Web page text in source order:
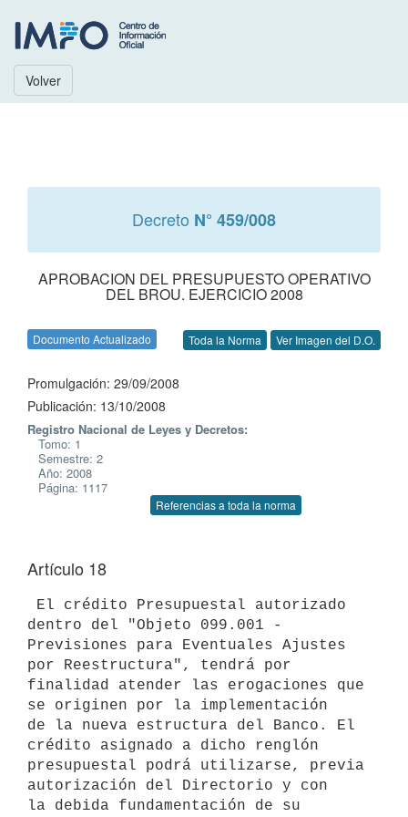
Volver
Decreto N° 459/008
APROBACION DEL PRESUPUESTO OPERATIVO
DEL BROU. EJERCICIO 2008
Documento Actualizado Toda la Norma Ver Imagen del D.O.
Promulgación: 29/09/2008
Publicación: 13/10/2008
Registro Nacional de Leyes y Decretos:
Tomo: 1
Semestre: 2
Año: 2008
Página: 1117
Referencias a toda la norma
Artículo 18
dentro del "Objeto 099.001 -
Previsiones para Eventuales Ajustes
por Reestructura", tendrá por
finalidad atender las erogaciones que
se originen por la implementación
de la nueva estructura del Banco. El
crédito asignado a dicho renglón
presupuestal podrá utilizarse, previa
autorización del Directorio y con
la debida fundamentación de su